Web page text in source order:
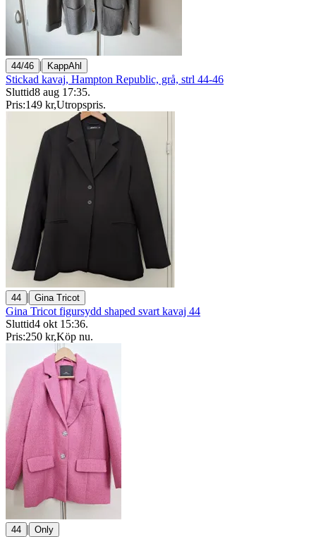
44/46 | KappAhl
Stickad kavaj, Hampton Republic, grå, strl 44-46
Sluttid8 aug 17:35.
Pris:149 kr,Utropspris.
44 | Gina Tricot
Gina Tricot figursydd shaped svart kavaj 44
Sluttid4 okt 15:36.
Pris:250 kr,Köp nu.
44 | Only